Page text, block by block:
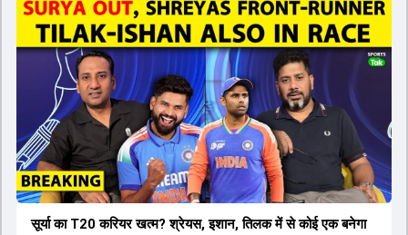
सूर्या का T20 करियर खत्म? श्रेयस, इशान, तिलक में से कोई एक बनेगा